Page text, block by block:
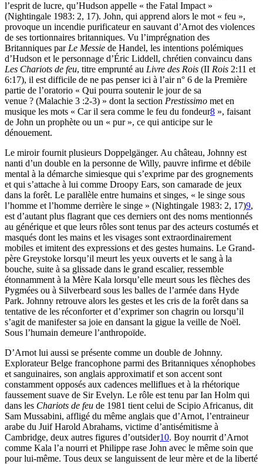
l’esprit de lucre, qu’Hudson appelle « the Fatal Impact »
(Nightingale 1983: 2, 17). John, qui apprend alors le mot « feu »,
provoque un incendie purificateur en sauvant d’Arnot des violences
de ses tortionnaires britanniques. Vu l’imprégnation des
Britanniques par Le Messie de Handel, les intentions polémiques
d’Hudson et le personnage d’Éric Liddell, chrétien convaincu dans
Les Chariots de feu, titre emprunté au Livre des Rois (II Rois 2:11 et
6:17), il est difficile de ne pas penser ici à l’air n° 6 de la Première
partie de l’oratorio « Qui pourra soutenir le jour de sa
venue ? (Malachie 3 :2-3) » dont la section Prestissimo met en
musique les mots « Car il sera comme le feu du fondeur8 », faisant
de John un prophète ou un « pur », ce qui anticipe sur le
dénouement.
Le miroir fournit plusieurs Doppelgänger. Au château, Johnny est
nanti d’un double en la personne de Willy, pauvre infirme et débile
mental à la démarche simiesque qui s’exprime par des grognements
et qui s’attache à lui comme Droopy Ears, son camarade de jeux
dans la forêt. Le parallèle entre humains et singes, « le singe sous
l’homme et l’homme derrière le singe » (Nightingale 1983: 2, 17)9,
est d’autant plus flagrant que ces derniers ont des noms mentionnés
au générique et que leurs rôles sont tenus par des acteurs costumés et
masqués dont les mains et les visages sont extraordinairement
mobiles et imitent des expressions et des gestes humains. Le Grand-
père Greystoke lorsqu’il meurt les yeux ouverts et le sang à la
bouche, suite à sa glissade dans le grand escalier, ressemble
étonnamment à la Mère Kala lorsqu’elle meurt sous les flèches des
Pygmées ou à Silverbeard sous les balles de l’armée dans Hyde
Park. Johnny retrouve alors les gestes et les cris de la forêt dans sa
tentative de les réconforter et d’exprimer son chagrin ou lorsqu’il
s’agit de manifester sa joie en dansant la gigue la veille de Noël.
Sous l’humain demeure l’anthropoïde.
D’Arnot lui aussi se présente comme un double de Johnny.
Explorateur Belge francophone parmi des Britanniques xénophobes
et sanguinaires, son anglais approximatif et son accent sont
constamment opposés aux cadences melliflues et à la rhétorique
faussement suave de Sir Evelyn. Le rôle est tenu par Ian Holm qui
dans les Chariots de feu de 1981 tient celui de Scipio Africanus, dit
Sam Mussabini, affligé du même anglais que d’Arnot, l’entraineur
arabe du Juif Harold Abrahams, victime d’antisémitisme à
Cambridge, deux autres figures d’outsider10. Boy nourrit d’Arnot
comme Kala l’a nourri et Philippe rase John avec le même soin que
pour lui-même. Tous deux se languissent de leur mère et de la liberté